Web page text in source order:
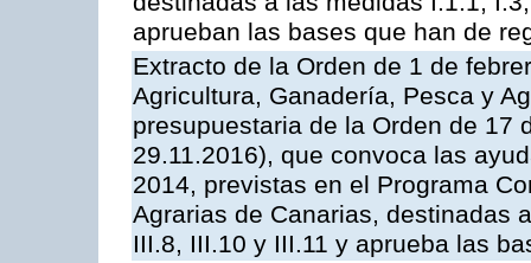
aprueban las bases que han de
Extracto de la Orden de 1 de
Agricultura, Ganadería, Pesca y
presupuestaria de la Orden de 17
29.11.2016), que convoca las
2014, previstas en el Programa
Agrarias de Canarias, destinadas
III.8, III.10 y III.11 y aprueba las